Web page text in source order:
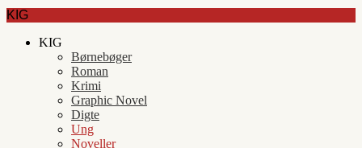
KIG
KIG
Børnebøger
Roman
Krimi
Graphic Novel
Digte
Ung
Noveller